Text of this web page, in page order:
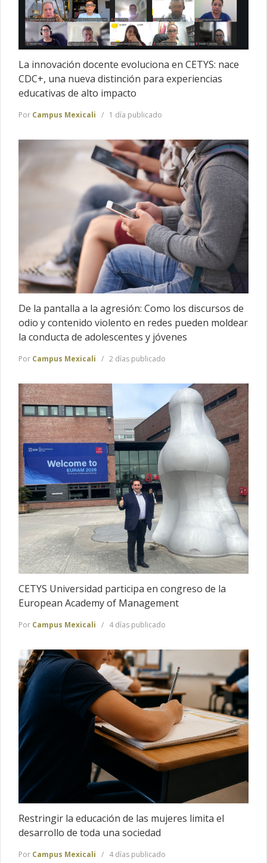
La innovación docente evoluciona en CETYS: nace
CDC+, una nueva distinción para experiencias
educativas de alto impacto
Por Campus Mexicali 1 día publicado
De la pantalla a la agresión: Como los discursos de
odio y contenido violento en redes pueden moldear
la conducta de adolescentes y jóvenes
Por Campus Mexicali 2 días publicado
CETYS Universidad participa en congreso de la
European Academy of Management
Por Campus Mexicali 4 días publicado
Restringir la educación de las mujeres limita el
desarrollo de toda una sociedad
Por Campus Mexicali 4 días publicado